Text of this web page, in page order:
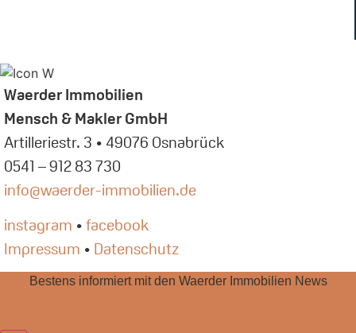
Waerder Immobilien
Mensch & Makler GmbH
Artilleriestr. 3 • 49076 Osnabrück
0541 – 912 83 730
info@waerder-immobilien.de
instagram •facebook
Impressum • Datenschutz
Bestens informiert mit den Waerder Immobilien News